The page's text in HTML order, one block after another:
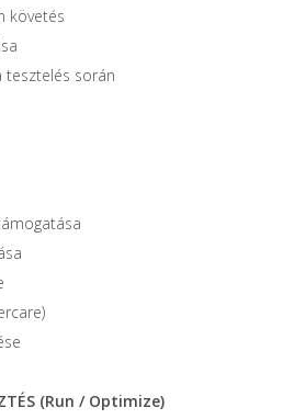
követés
tesztelés során
(Run / Optimize)